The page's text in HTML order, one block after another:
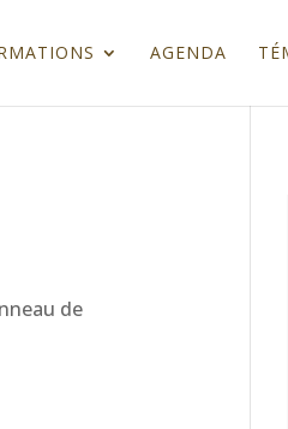
AGENDA
de